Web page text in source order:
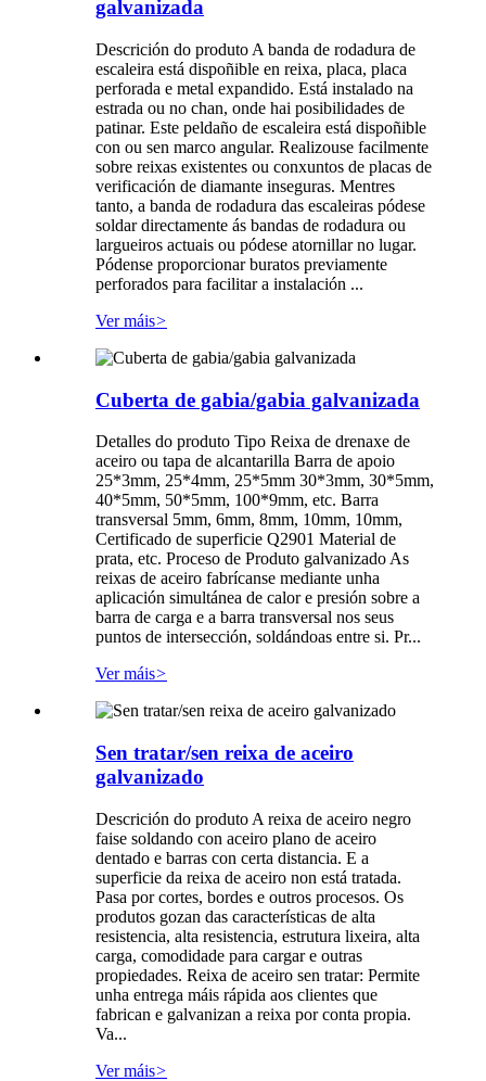
galvanizada
Descrición do produto A banda de rodadura de
escaleira está dispoñible en reixa, placa, placa
perforada e metal expandido. Está instalado na
estrada ou no chan, onde hai posibilidades de
patinar. Este peldaño de escaleira está dispoñible
con ou sen marco angular. Realizouse facilmente
sobre reixas existentes ou conxuntos de placas de
verificación de diamante inseguras. Mentres
tanto, a banda de rodadura das escaleiras pódese
soldar directamente ás bandas de rodadura ou
largueiros actuais ou pódese atornillar no lugar.
Pódense proporcionar buratos previamente
perforados para facilitar a instalación ...
Ver máis>
Cuberta de gabia/gabia galvanizada
Detalles do produto Tipo Reixa de drenaxe de
aceiro ou tapa de alcantarilla Barra de apoio
25*3mm, 25*4mm, 25*5mm 30*3mm, 30*5mm,
40*5mm, 50*5mm, 100*9mm, etc. Barra
transversal 5mm, 6mm, 8mm, 10mm, 10mm,
Certificado de superficie Q2901 Material de
prata, etc. Proceso de Produto galvanizado As
reixas de aceiro fabrícanse mediante unha
aplicación simultánea de calor e presión sobre a
barra de carga e a barra transversal nos seus
puntos de intersección, soldándoas entre si. Pr...
Ver máis>
Sen tratar/sen reixa de aceiro
galvanizado
Descrición do produto A reixa de aceiro negro
faise soldando con aceiro plano de aceiro
dentado e barras con certa distancia. E a
superficie da reixa de aceiro non está tratada.
Pasa por cortes, bordes e outros procesos. Os
produtos gozan das características de alta
resistencia, alta resistencia, estrutura lixeira, alta
carga, comodidade para cargar e outras
propiedades. Reixa de aceiro sen tratar: Permite
unha entrega máis rápida aos clientes que
fabrican e galvanizan a reixa por conta propia.
Va...
Ver máis>